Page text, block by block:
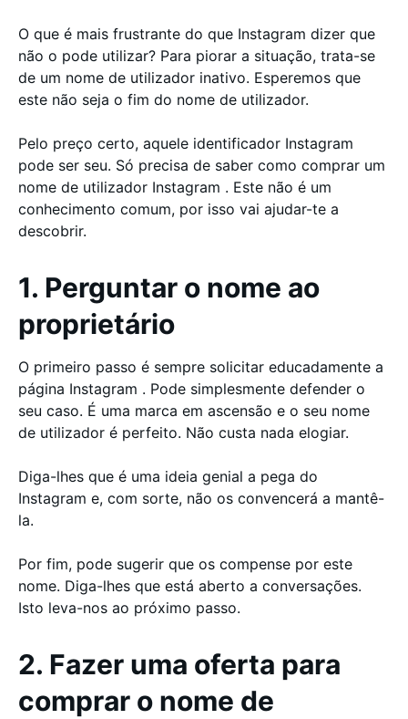
O que é mais frustrante do que Instagram dizer que
não o pode utilizar? Para piorar a situação, trata-se
de um nome de utilizador inativo. Esperemos que
este não seja o fim do nome de utilizador.
Pelo preço certo, aquele identificador Instagram
pode ser seu. Só precisa de saber como comprar um
nome de utilizador Instagram . Este não é um
conhecimento comum, por isso vai ajudar-te a
descobrir.
1. Perguntar o nome ao
proprietário
O primeiro passo é sempre solicitar educadamente a
página Instagram . Pode simplesmente defender o
seu caso. É uma marca em ascensão e o seu nome
de utilizador é perfeito. Não custa nada elogiar.
Diga-lhes que é uma ideia genial a pega do
Instagram e, com sorte, não os convencerá a mantê-
la.
Por fim, pode sugerir que os compense por este
nome. Diga-lhes que está aberto a conversações.
Isto leva-nos ao próximo passo.
2. Fazer uma oferta para
comprar o nome de